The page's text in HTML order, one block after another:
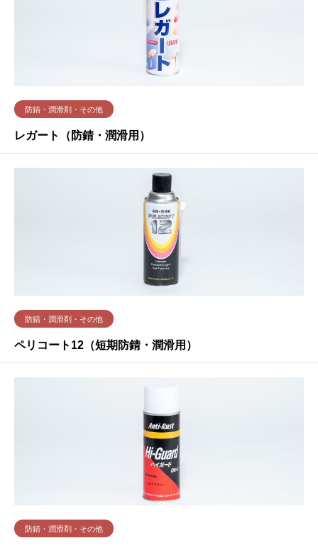
防錆・潤滑剤・その他
レガート（防錆・潤滑用）
防錆・潤滑剤・その他
ペリコート12（短期防錆・潤滑用）
防錆・潤滑剤・その他